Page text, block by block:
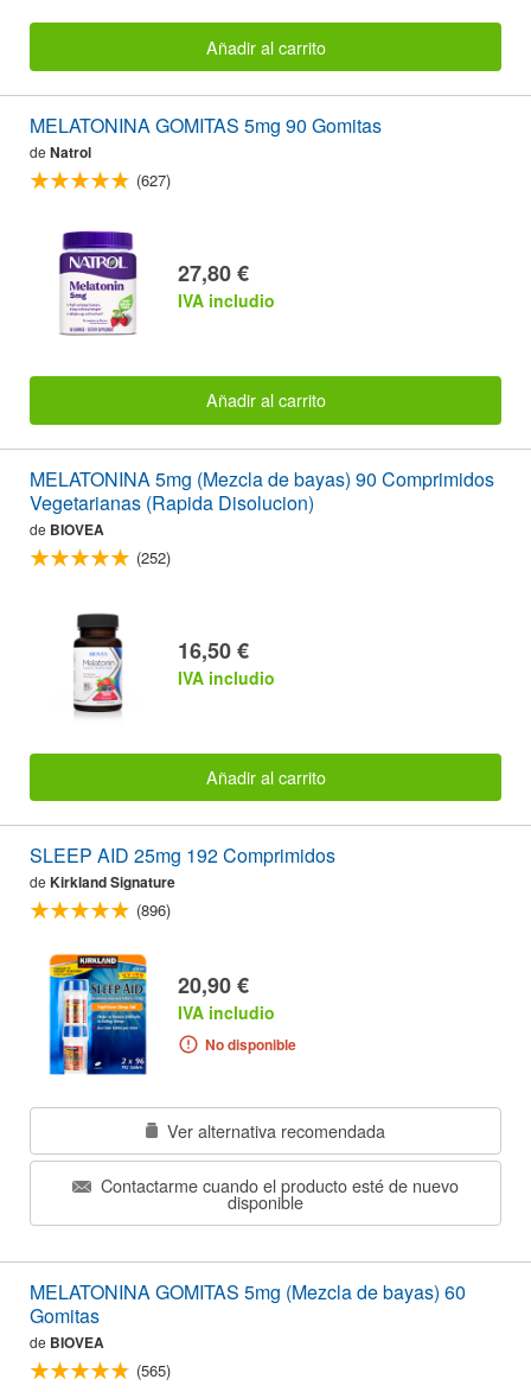
Añadir al carrito
MELATONINA GOMITAS 5mg 90 Gomitas
de Natrol
(627)
27,80 €
IVA includio
Añadir al carrito
MELATONINA 5mg (Mezcla de bayas) 90 Comprimidos
Vegetarianas (Rapida Disolucion)
de BIOVEA
(252)
16,50 €
IVA includio
Añadir al carrito
SLEEP AID 25mg 192 Comprimidos
de Kirkland Signature
(896)
20,90 €
IVA includio
No disponible
Ver alternativa recomendada
Contactarme cuando el producto esté de nuevo
disponible
MELATONINA GOMITAS 5mg (Mezcla de bayas) 60
Gomitas
de BIOVEA
(565)